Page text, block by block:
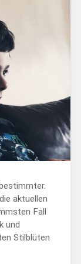
aktuellen
Fall
und
Stilblüten